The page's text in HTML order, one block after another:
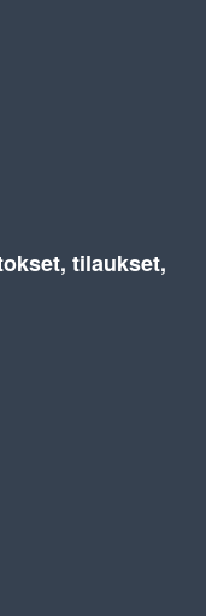
tilaukset,